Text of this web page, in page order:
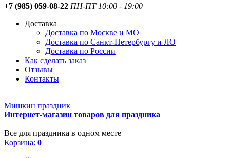
+7 (985) 059-08-22 ПН-ПТ 10:00 - 19:00
Доставка
Доставка по Москве и МО
Доставка по Санкт-Петербургу и ЛО
Доставка по России
Как сделать заказ
Отзывы
Контакты
Мишкин праздник
Интернет-магазин товаров для праздника
Все для праздника в одном месте
Корзина: 0